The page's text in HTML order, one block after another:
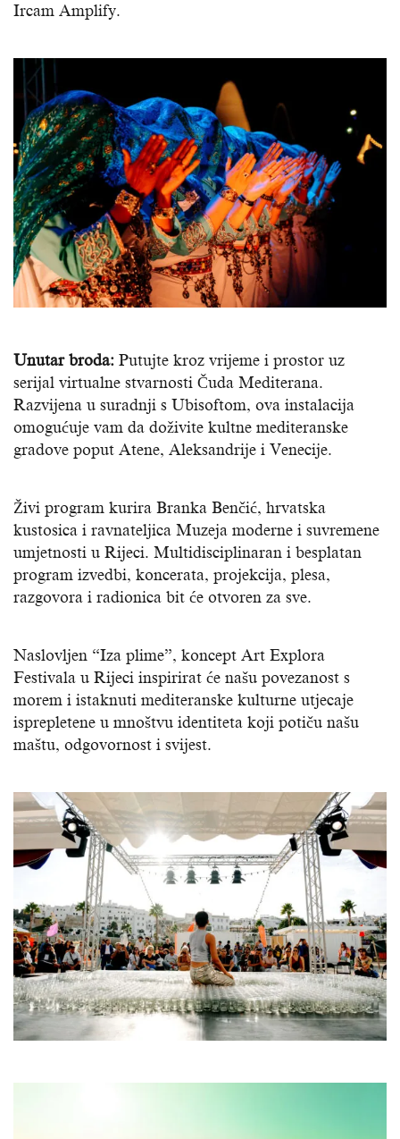
Ircam Amplify.
Unutar broda: Putujte kroz vrijeme i prostor uz
serijal virtualne stvarnosti Čuda Mediterana.
Razvijena u suradnji s Ubisoftom, ova instalacija
omogućuje vam da doživite kultne mediteranske
gradove poput Atene, Aleksandrije i Venecije.
Živi program kurira Branka Benčić, hrvatska
kustosica i ravnateljica Muzeja moderne i suvremene
umjetnosti u Rijeci. Multidisciplinaran i besplatan
program izvedbi, koncerata, projekcija, plesa,
razgovora i radionica bit će otvoren za sve.
Naslovljen “Iza plime”, koncept Art Explora
Festivala u Rijeci inspirirat će našu povezanost s
morem i istaknuti mediteranske kulturne utjecaje
isprepletene u mnoštvu identiteta koji potiču našu
maštu, odgovornost i svijest.